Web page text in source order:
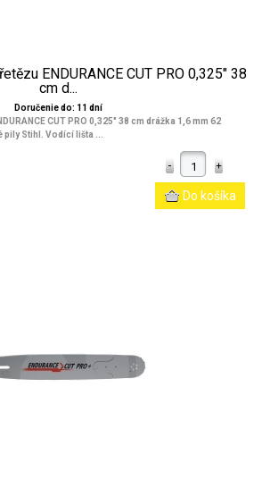
ENDURANCE CUT PRO 0,325" 38
cm d...
Doručenie do: 11 dní
CUT PRO 0,325" 38 cm drážka 1,6 mm 62
Stihl. Vodící lišta ...